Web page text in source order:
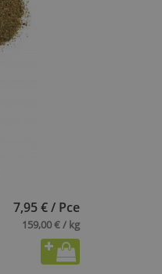
7,95 € / Pce
159,00 € / kg